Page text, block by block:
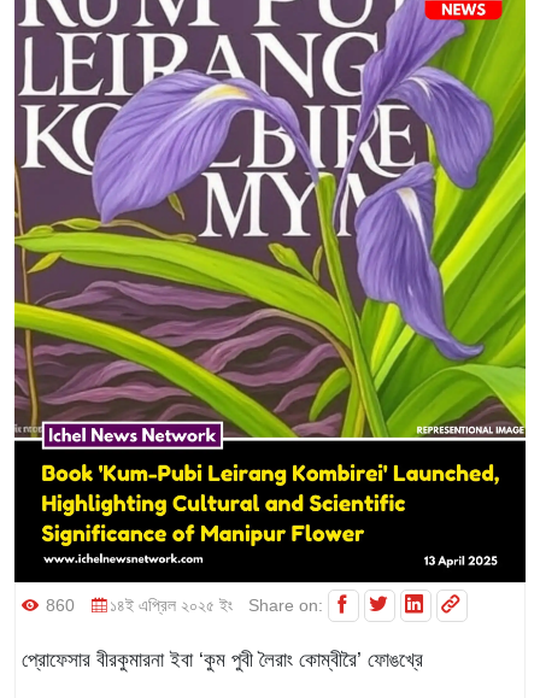
860 ১৪ই এপ্রিল ২০২৫ ইং Share on:
প্রোফেসার বীরকুমারনা ইবা ‘কুম পুবী লৈরাং কোম্বীরৈ’ ফোঙখ্রে